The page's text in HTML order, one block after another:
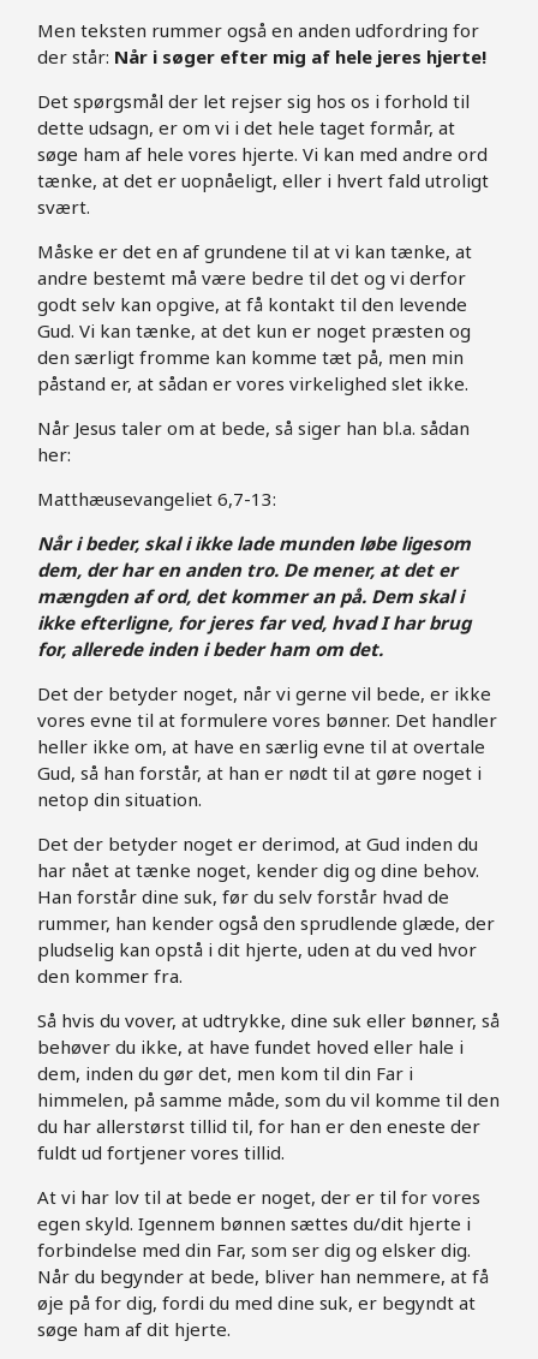
Men teksten rummer også en anden udfordring for
der står: Når i søger efter mig af hele jeres hjerte!
Det spørgsmål der let rejser sig hos os i forhold til
dette udsagn, er om vi i det hele taget formår, at
søge ham af hele vores hjerte. Vi kan med andre ord
tænke, at det er uopnåeligt, eller i hvert fald utroligt
svært.
Måske er det en af grundene til at vi kan tænke, at
andre bestemt må være bedre til det og vi derfor
godt selv kan opgive, at få kontakt til den levende
Gud. Vi kan tænke, at det kun er noget præsten og
den særligt fromme kan komme tæt på, men min
påstand er, at sådan er vores virkelighed slet ikke.
Når Jesus taler om at bede, så siger han bl.a. sådan
her:
Matthæusevangeliet 6,7-13:
Når i beder, skal i ikke lade munden løbe ligesom
dem, der har en anden tro. De mener, at det er
mængden af ord, det kommer an på. Dem skal i
ikke efterligne, for jeres far ved, hvad I har brug
for, allerede inden i beder ham om det.
Det der betyder noget, når vi gerne vil bede, er ikke
vores evne til at formulere vores bønner. Det handler
heller ikke om, at have en særlig evne til at overtale
Gud, så han forstår, at han er nødt til at gøre noget i
netop din situation.
Det der betyder noget er derimod, at Gud inden du
har nået at tænke noget, kender dig og dine behov.
Han forstår dine suk, før du selv forstår hvad de
rummer, han kender også den sprudlende glæde, der
pludselig kan opstå i dit hjerte, uden at du ved hvor
den kommer fra.
Så hvis du vover, at udtrykke, dine suk eller bønner, så
behøver du ikke, at have fundet hoved eller hale i
dem, inden du gør det, men kom til din Far i
himmelen, på samme måde, som du vil komme til den
du har allerstørst tillid til, for han er den eneste der
fuldt ud fortjener vores tillid.
At vi har lov til at bede er noget, der er til for vores
egen skyld. Igennem bønnen sættes du/dit hjerte i
forbindelse med din Far, som ser dig og elsker dig.
Når du begynder at bede, bliver han nemmere, at få
øje på for dig, fordi du med dine suk, er begyndt at
søge ham af dit hjerte.